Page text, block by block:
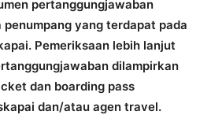
pertanggungjawaban
penumpang yang terdapat pada
Pemeriksaan lebih lanjut
dilampirkan
dan boarding pass
dan/atau agen travel.